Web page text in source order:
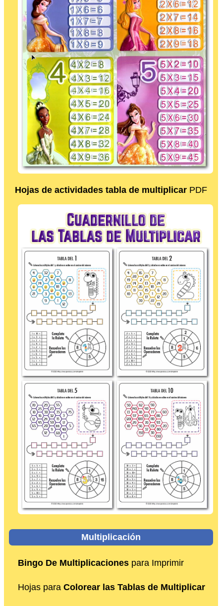
Hojas de actividades tabla de multiplicar PDF
Multiplicación
Bingo De Multiplicaciones para Imprimir
Hojas para Colorear las Tablas de Multiplicar